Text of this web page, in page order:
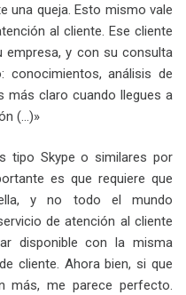
una queja. Esto mismo vale
al cliente. Ese cliente
y con su consulta
conocimientos, análisis de
claro cuando llegues a
(…)»
tipo Skype o similares por
es que requiere que
y no todo el mundo
de atención al cliente
disponible con la misma
cliente. Ahora bien, si que
más, me parece perfecto.